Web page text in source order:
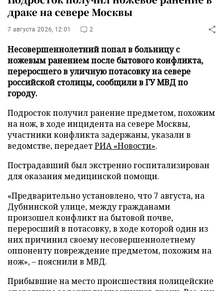
драке на севере Москвы
7 августа 2026, 12:01 2
Несовершеннолетний попал в больницу с
ножевым ранением после бытового конфликта,
переросшего в уличную потасовку на севере
российской столицы, сообщили в ГУ МВД по
городу.
Подросток получил ранение предметом, похожим
на нож, в ходе инцидента на севере Москвы,
участники конфликта задержаны, указали в
ведомстве, передаетРИА «Новости».
Пострадавший был экстренно госпитализирован
для оказания медицинской помощи.
«Предварительно установлено, что 7 августа, на
Дубнинской улице, между гражданами
произошел конфликт на бытовой почве,
переросший в потасовку, в ходе которой один из
них причинил своему несовершеннолетнему
оппоненту повреждение предметом, похожим на
нож», – пояснили в МВД.
Прибывшие на место происшествия полицейские